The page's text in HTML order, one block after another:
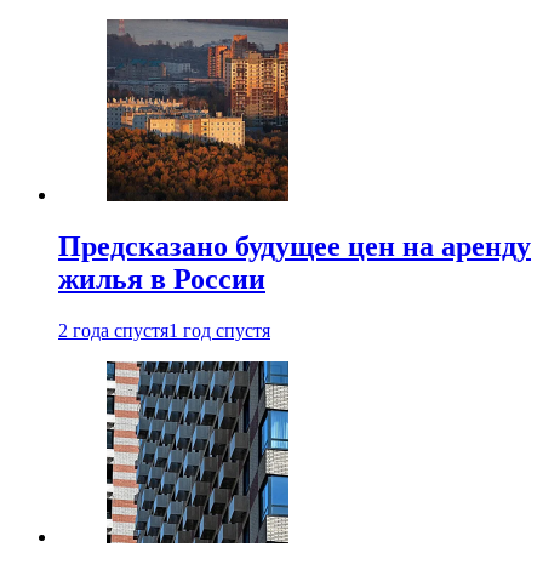
Предсказано будущее цен на аренду
жилья в России
2 года спустя1 год спустя